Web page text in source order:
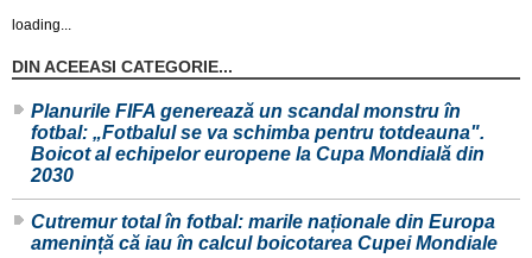
loading...
DIN ACEEASI CATEGORIE...
Planurile FIFA generează un scandal monstru în
fotbal: „Fotbalul se va schimba pentru totdeauna".
Boicot al echipelor europene la Cupa Mondială din
2030
Cutremur total în fotbal: marile naționale din Europa
amenință că iau în calcul boicotarea Cupei Mondiale